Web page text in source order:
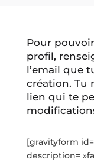
Pour
profil,
l’email que
création. Tu
lien qui te
[gravityform id=
description=